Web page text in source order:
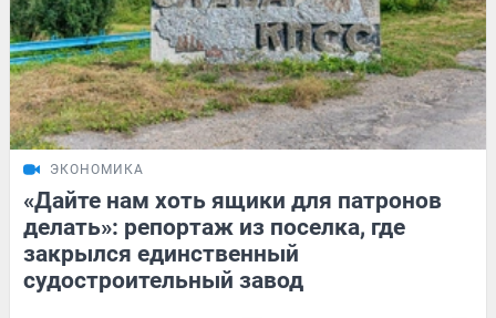
ЭКОНОМИКА
«Дайте нам хоть ящики для патронов
делать»: репортаж из поселка, где
закрылся единственный
судостроительный завод